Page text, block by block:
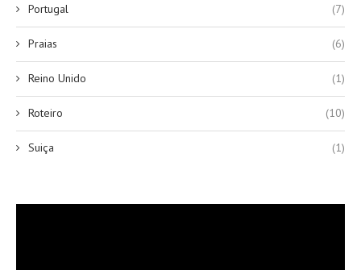
Portugal (7)
Praias (6)
Reino Unido (1)
Roteiro (10)
Suiça (1)